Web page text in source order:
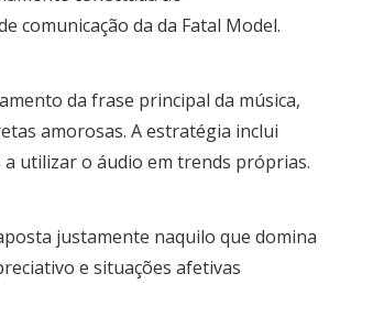
comunicação da da Fatal Model.
da frase principal da música,
amorosas. A estratégia inclui
utilizar o áudio em trends próprias.
justamente naquilo que domina
e situações afetivas